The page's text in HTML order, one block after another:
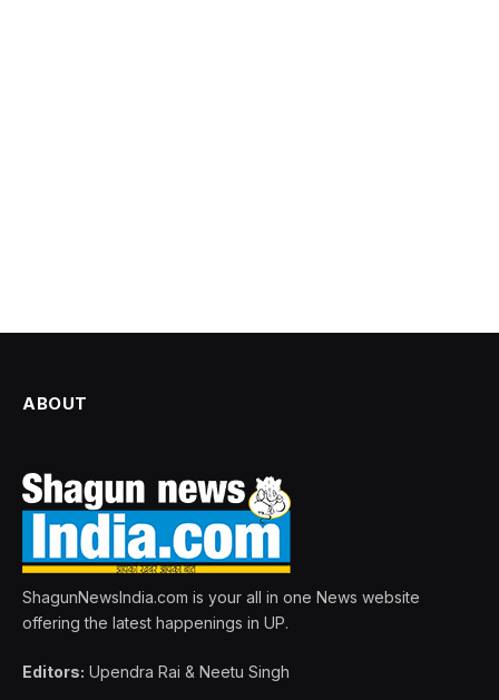
ABOUT
ShagunNewsIndia.com is your all in one News website
offering the latest happenings in UP.
Editors: Upendra Rai & Neetu Singh